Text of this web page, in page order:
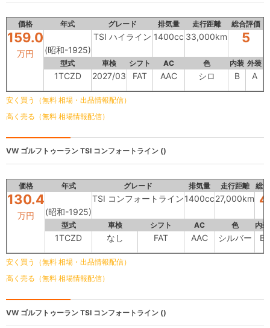
価格 年式 グレード 排気量 走行距離 総合評価
159.0
万円 (昭和-1925)
TSI ハイライン 1400cc 33,000km 5
型式 車検 シフト AC 色 内装 外装
1TCZD 2027/03 FAT AAC シロ B A
安く買う（無料 相場・出品情報配信）
高く売る（無料 相場情報配信）
VW ゴルフトゥーラン TSI コンフォートライン ()
価格 年式 グレード 排気量 走行距離 総
130.4
万円 (昭和-1925)
TSI コンフォートライン1400cc27,000km
型式 車検 シフト AC 色 内装
1TCZD なし FAT AAC シルバー B
安く買う（無料 相場・出品情報配信）
高く売る（無料 相場情報配信）
VW ゴルフトゥーラン TSI コンフォートライン ()